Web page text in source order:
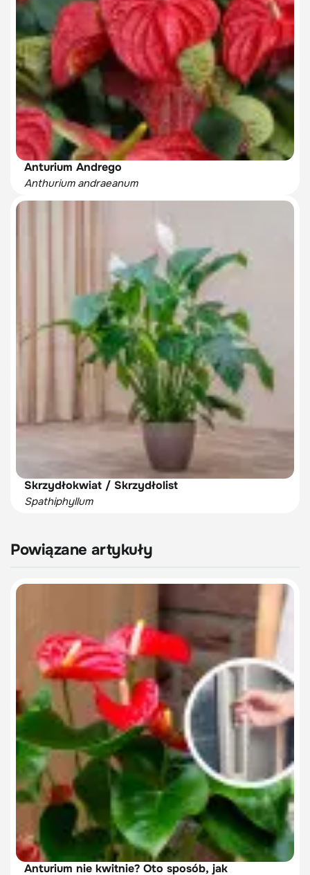
Anturium Andrego
Anthurium andraeanum
Skrzydłokwiat / Skrzydłolist
Spathiphyllum
Powiązane artykuły
Anturium nie kwitnie? Oto sposób, jak